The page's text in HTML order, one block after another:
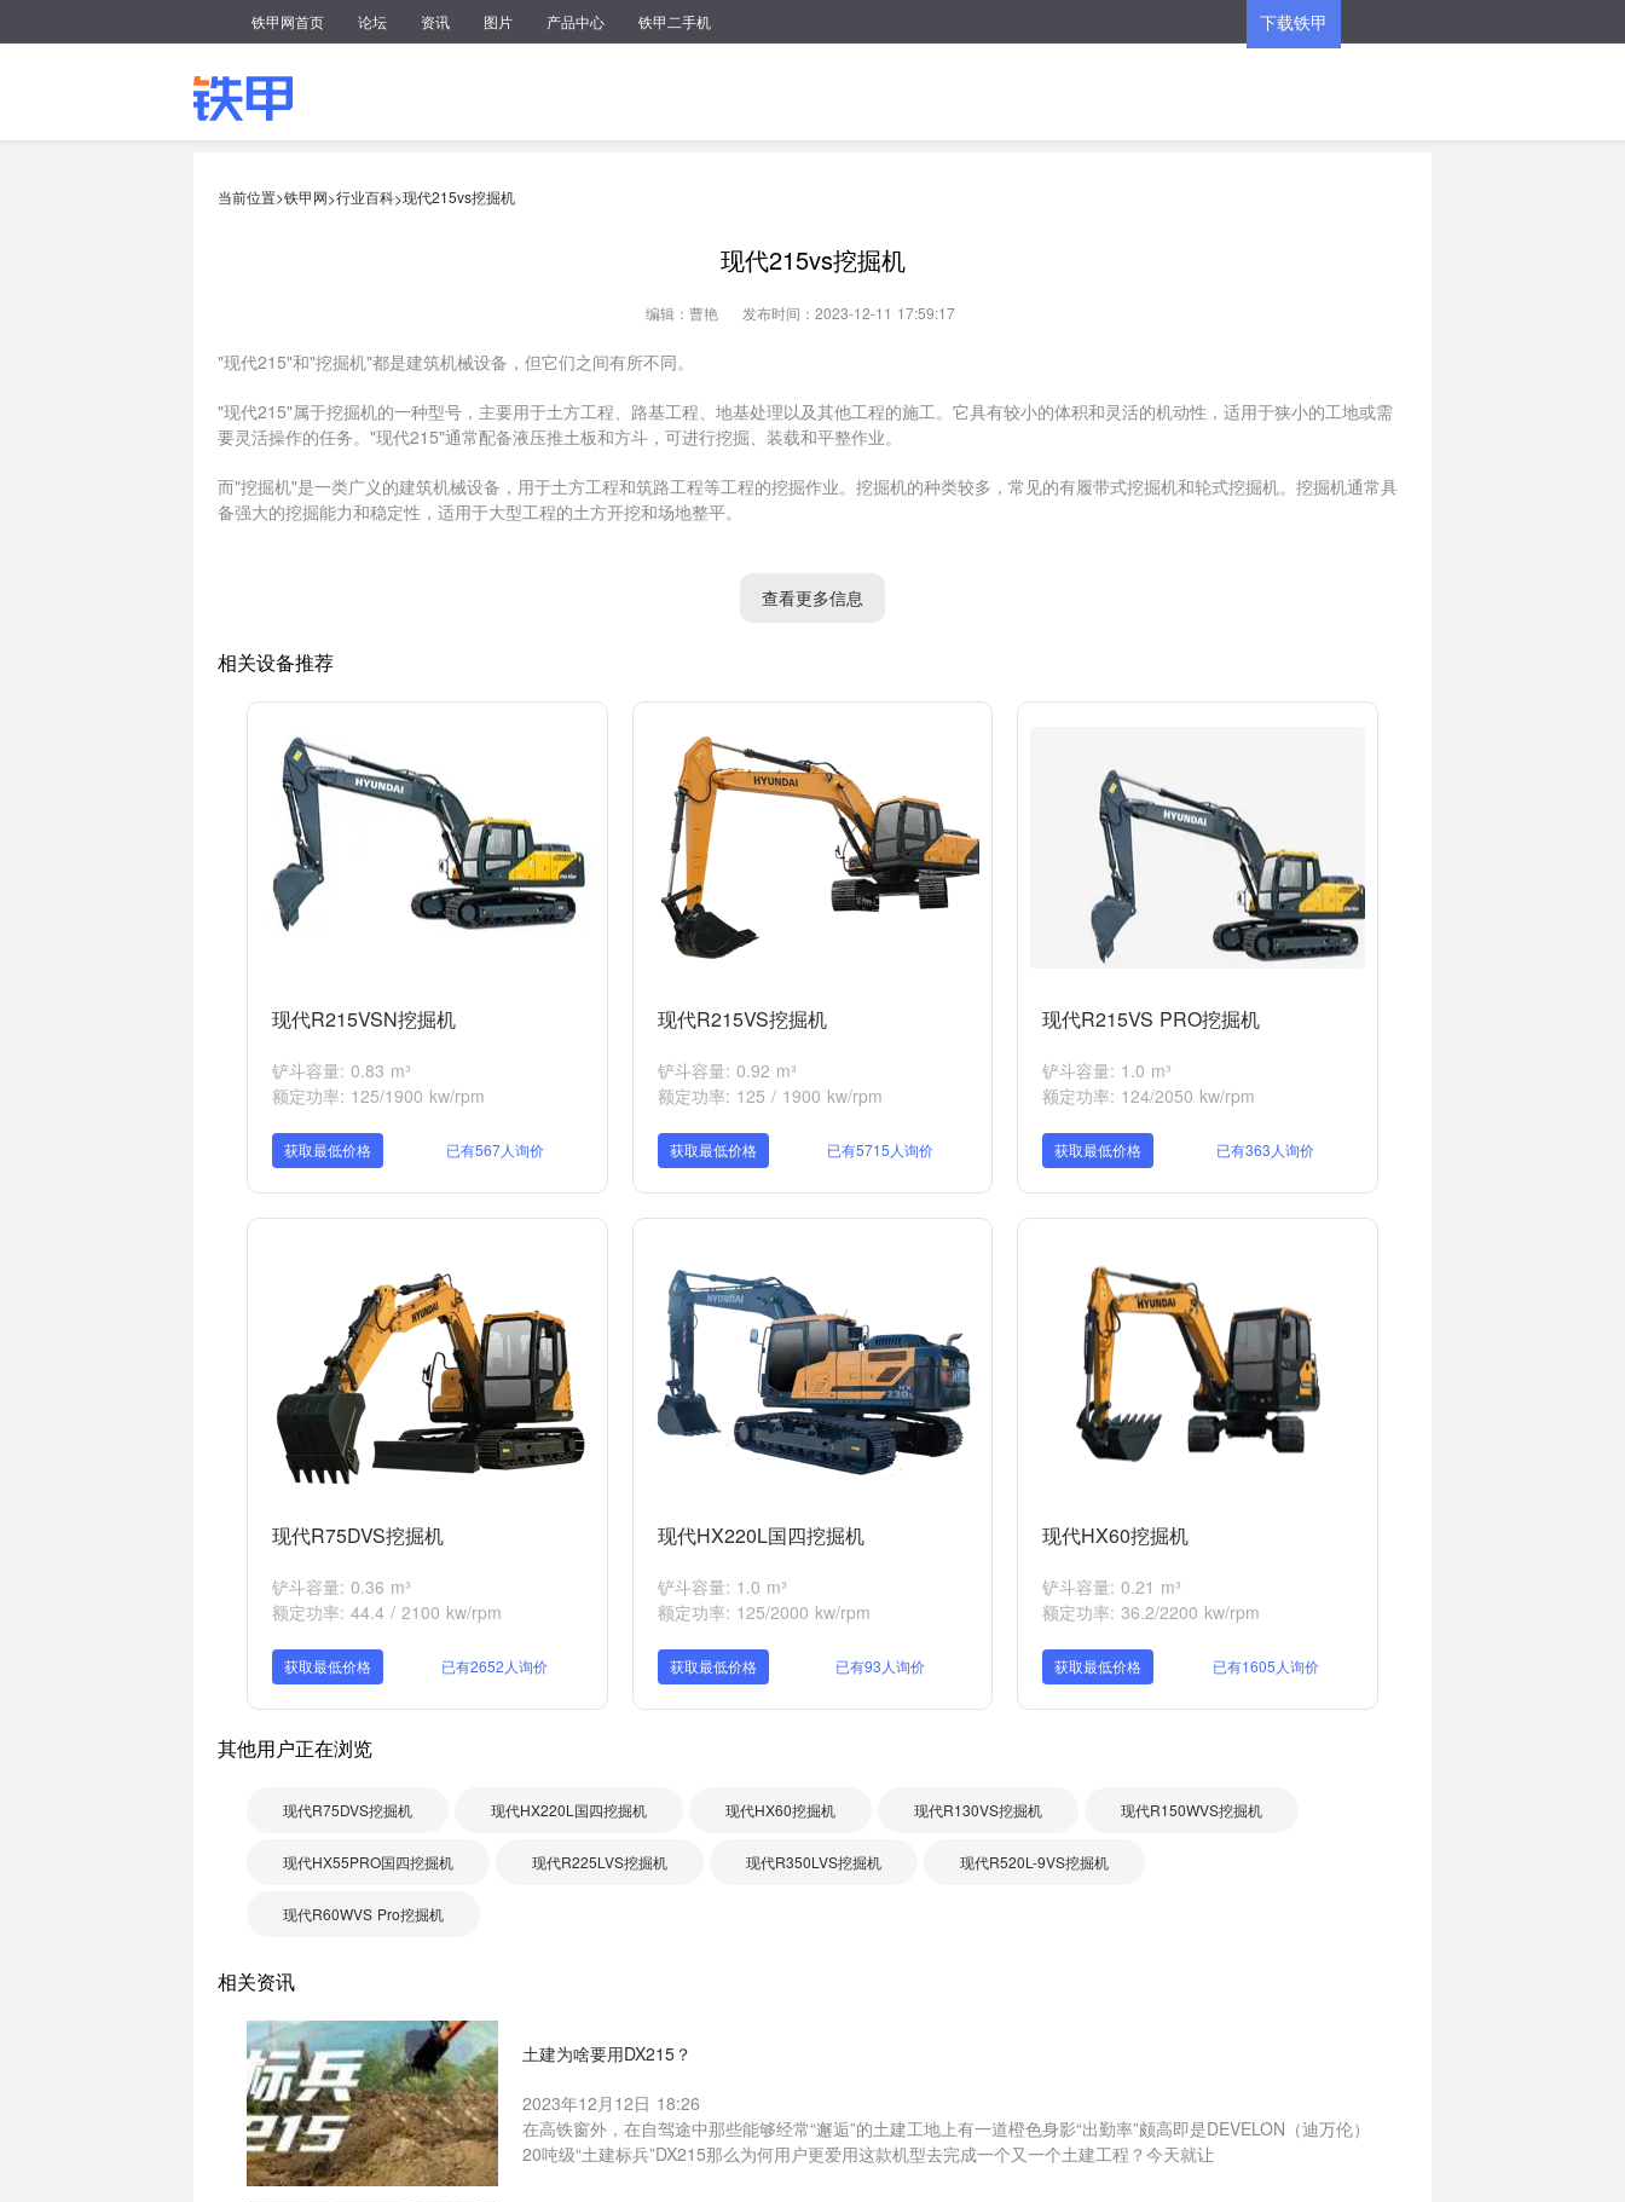
铁甲网首页 论坛 资讯 图片 产品中心 铁甲二手机
下载铁甲
当前位置>铁甲网>行业百科>现代215vs挖掘机
现代215vs挖掘机
编辑：曹艳 发布时间：2023-12-11 17:59:17
"现代215"和"挖掘机"都是建筑机械设备，但它们之间有所不同。
"现代215"属于挖掘机的一种型号，主要用于土方工程、路基工程、地基处理以及其他工程的施工。它具有较小的体积和灵活的机动性，适用于狭小的工地或需
要灵活操作的任务。"现代215"通常配备液压推土板和方斗，可进行挖掘、装载和平整作业。
而"挖掘机"是一类广义的建筑机械设备，用于土方工程和筑路工程等工程的挖掘作业。挖掘机的种类较多，常见的有履带式挖掘机和轮式挖掘机。挖掘机通常具
备强大的挖掘能力和稳定性，适用于大型工程的土方开挖和场地整平。
查看更多信息
相关设备推荐
现代R215VSN挖掘机
铲斗容量: 0.83 m³
额定功率: 125/1900 kw/rpm
获取最低价格 已有567人询价
现代R215VS挖掘机
铲斗容量: 0.92 m³
额定功率: 125 / 1900 kw/rpm
获取最低价格 已有5715人询价
现代R215VS PRO挖掘机
铲斗容量: 1.0 m³
额定功率: 124/2050 kw/rpm
获取最低价格 已有363人询价
现代R75DVS挖掘机
铲斗容量: 0.36 m³
额定功率: 44.4 / 2100 kw/rpm
获取最低价格 已有2652人询价
现代HX220L国四挖掘机
铲斗容量: 1.0 m³
额定功率: 125/2000 kw/rpm
获取最低价格 已有93人询价
现代HX60挖掘机
铲斗容量: 0.21 m³
额定功率: 36.2/2200 kw/rpm
获取最低价格 已有1605人询价
其他用户正在浏览
现代R75DVS挖掘机 现代HX220L国四挖掘机 现代HX60挖掘机 现代R130VS挖掘机 现代R150WVS挖掘机
现代HX55PRO国四挖掘机 现代R225LVS挖掘机 现代R350LVS挖掘机 现代R520L-9VS挖掘机
现代R60WVS Pro挖掘机
相关资讯
土建为啥要用DX215？
2023年12月12日 18:26
在高铁窗外，在自驾途中那些能够经常“邂逅”的土建工地上有一道橙色身影“出勤率”颇高即是DEVELON（迪万伦）
20吨级“土建标兵”DX215那么为何用户更爱用这款机型去完成一个又一个土建工程？今天就让